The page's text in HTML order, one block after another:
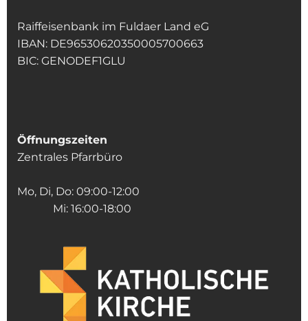
Raiffeisenbank im Fuldaer Land eG
IBAN: DE96530620350005700663
BIC: GENODEF1GLU
Öffnungszeiten
Zentrales Pfarrbüro
Mo, Di, Do: 09:00-12:00
Mi: 16:00-18:00